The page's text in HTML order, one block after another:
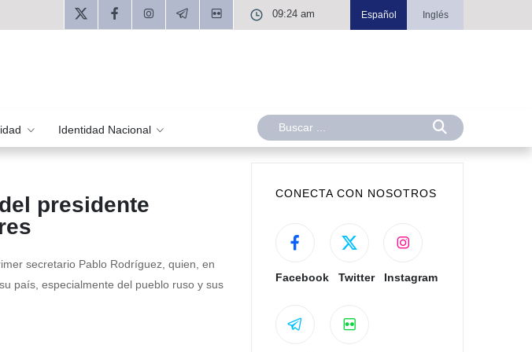
09:24 am Español Inglés
Identidad Nacional
presidente
secretario Pablo Rodríguez, quien, en
país, especialmente del pueblo ruso y sus
CONECTA CON NOSOTROS
Facebook Twitter Instagram